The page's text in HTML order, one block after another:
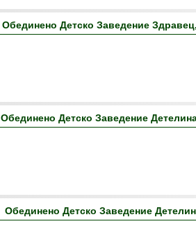
Обединено Детско Заведение
Обединено Детско Заведение
Обединено Детско Заведение